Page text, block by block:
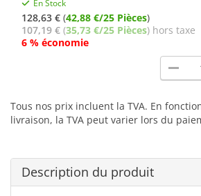
En Stock
128,63 € (42,88 €/25 Pièces)
107,19 € (35,73 €/25 Pièces) hors taxe
6 % économie
remove
Tous nos prix incluent la TVA. En
livraison, la TVA peut varier lors du
Description du produit